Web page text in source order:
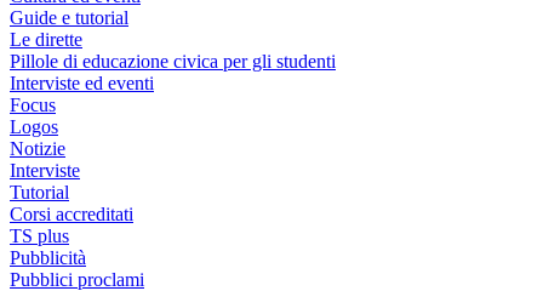
Guide e tutorial
Le dirette
Pillole di educazione civica per gli studenti
Interviste ed eventi
Focus
Logos
Notizie
Interviste
Tutorial
Corsi accreditati
TS plus
Pubblicità
Pubblici proclami